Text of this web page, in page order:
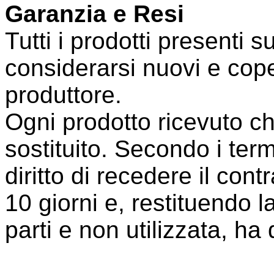
Garanzia e Resi
Tutti i prodotti presenti
considerarsi nuovi e
produttore.
Ogni prodotto ricevuto
sostituito. Secondo i
diritto di recedere il
10 giorni e, restituendo
parti e non utilizzata, ha